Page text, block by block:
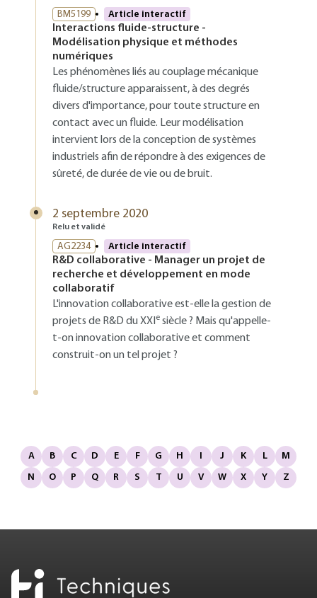
BM5199 Article interactif
Interactions fluide-structure -
Modélisation physique et méthodes
numériques
Les phénomènes liés au couplage mécanique
fluide/structure apparaissent, à des degrés
divers d'importance, pour toute structure en
contact avec un fluide. Leur modélisation
intervient lors de la conception de systèmes
industriels afin de répondre à des exigences de
sûreté, de durée de vie ou de bruit.
2 septembre 2020
Relu et validé
AG2234 Article interactif
R&D collaborative - Manager un projet de
recherche et développement en mode
collaboratif
L'innovation collaborative est-elle la gestion de
projets de R&D du XXI e siècle ? Mais qu'appelle-
t-on innovation collaborative et comment
construit-on un tel projet ?
A B C D E F G H I J K L
M
N
O P Q R S T U V W X Y Z